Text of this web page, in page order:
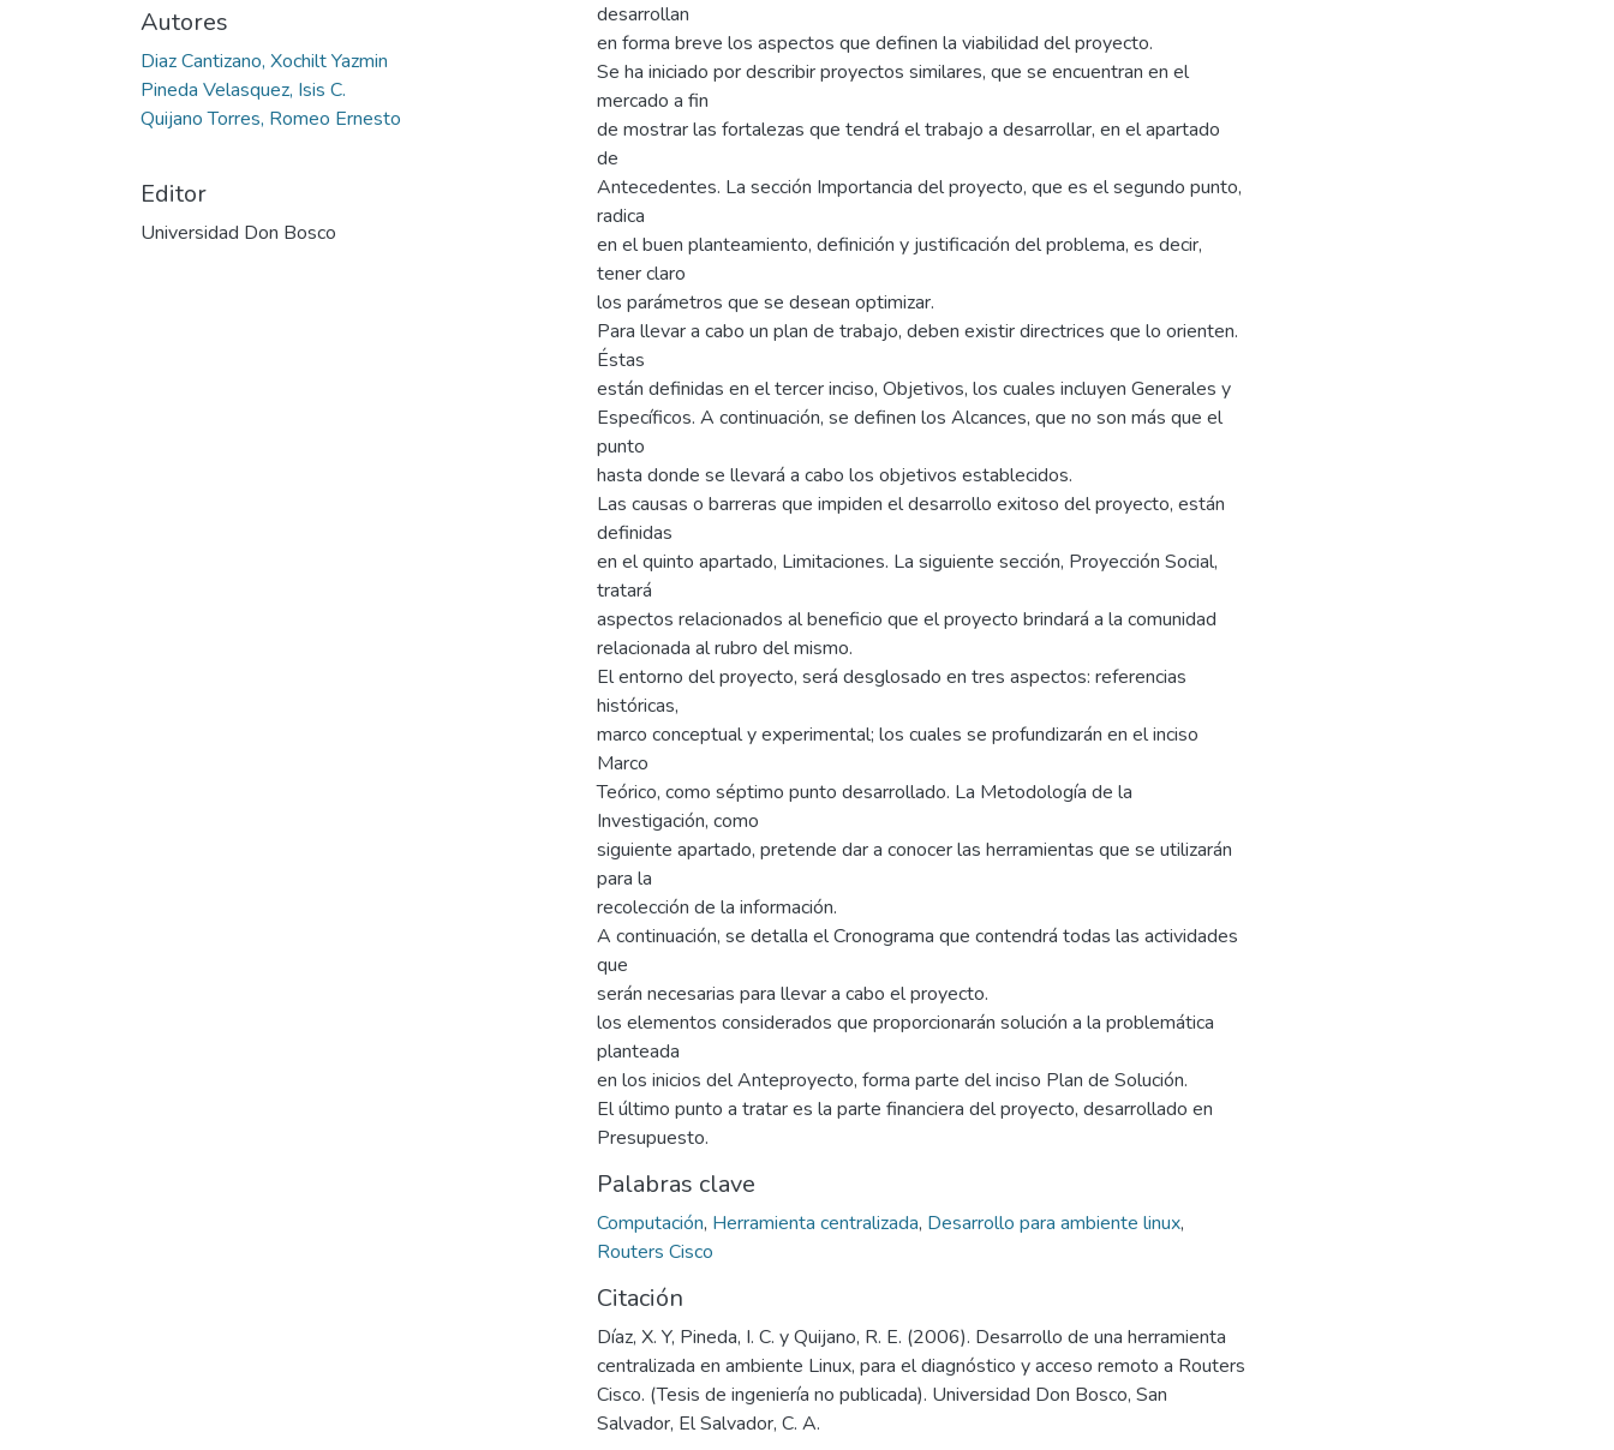
Autores
Diaz Cantizano, Xochilt Yazmin
Pineda Velasquez, Isis C.
Quijano Torres, Romeo Ernesto
Editor
Universidad Don Bosco
desarrollan
en forma breve los aspectos que definen la viabilidad del proyecto.
Se ha iniciado por describir proyectos similares, que se encuentran en el
mercado a fin
de mostrar las fortalezas que tendrá el trabajo a desarrollar, en el apartado
de
Antecedentes. La sección Importancia del proyecto, que es el segundo punto,
radica
en el buen planteamiento, definición y justificación del problema, es decir,
tener claro
los parámetros que se desean optimizar.
Para llevar a cabo un plan de trabajo, deben existir directrices que lo orienten.
Éstas
están definidas en el tercer inciso, Objetivos, los cuales incluyen Generales y
Específicos. A continuación, se definen los Alcances, que no son más que el
punto
hasta donde se llevará a cabo los objetivos establecidos.
Las causas o barreras que impiden el desarrollo exitoso del proyecto, están
definidas
en el quinto apartado, Limitaciones. La siguiente sección, Proyección Social,
tratará
aspectos relacionados al beneficio que el proyecto brindará a la comunidad
relacionada al rubro del mismo.
El entorno del proyecto, será desglosado en tres aspectos: referencias
históricas,
marco conceptual y experimental; los cuales se profundizarán en el inciso
Marco
Teórico, como séptimo punto desarrollado. La Metodología de la
Investigación, como
siguiente apartado, pretende dar a conocer las herramientas que se utilizarán
para la
recolección de la información.
A continuación, se detalla el Cronograma que contendrá todas las actividades
que
serán necesarias para llevar a cabo el proyecto.
los elementos considerados que proporcionarán solución a la problemática
planteada
en los inicios del Anteproyecto, forma parte del inciso Plan de Solución.
El último punto a tratar es la parte financiera del proyecto, desarrollado en
Presupuesto.
Palabras clave
Computación, Herramienta centralizada, Desarrollo para ambiente linux,
Routers Cisco
Citación
Díaz, X. Y, Pineda, I. C. y Quijano, R. E. (2006). Desarrollo de una herramienta
centralizada en ambiente Linux, para el diagnóstico y acceso remoto a Routers
Cisco. (Tesis de ingeniería no publicada). Universidad Don Bosco, San
Salvador, El Salvador, C. A.